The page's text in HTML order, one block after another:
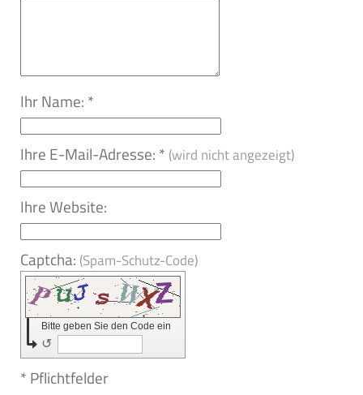
Ihr Name: *
Ihre E-Mail-Adresse: * (wird nicht angezeigt)
Ihre Website:
Captcha: (Spam-Schutz-Code)
Bitte geben Sie den Code ein
↺
* Pflichtfelder